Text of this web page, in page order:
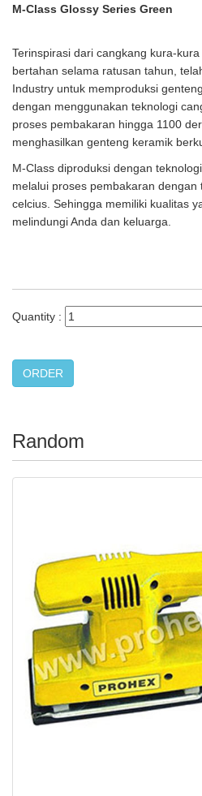
M-Class Glossy Series Green
Terinspirasi dari cangkang kura-
bertahan selama ratusan tahun,
Industry untuk memproduksi
dengan menggunakan teknologi
proses pembakaran hingga 1100
menghasilkan genteng keramik
M-Class diproduksi dengan
melalui proses pembakaran
celcius. Sehingga memiliki kualitas
melindungi Anda dan keluarga.
Quantity :
Random